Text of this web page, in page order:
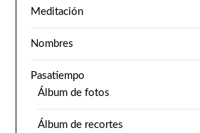
Meditación
Nombres
Pasatiempo
Álbum de fotos
Álbum de recortes